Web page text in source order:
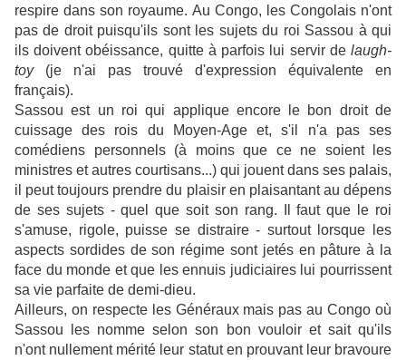
respire dans son royaume. Au Congo, les Congolais n'ont
pas de droit puisqu'ils sont les sujets du roi Sassou à qui
ils doivent obéissance, quitte à parfois lui servir de laugh-
toy(je n'ai pas trouvé d'expression équivalente en
français).
Sassou est un roi qui applique encore le bon droit de
cuissage des rois du Moyen-Age et, s'il n'a pas ses
comédiens personnels (à moins que ce ne soient les
ministres et autres courtisans...) qui jouent dans ses palais,
il peut toujours prendre du plaisir en plaisantant au dépens
de ses sujets - quel que soit son rang. Il faut que le roi
s'amuse, rigole, puisse se distraire - surtout lorsque les
aspects sordides de son régime sont jetés en pâture à la
face du monde et que les ennuis judiciaires lui pourrissent
sa vie parfaite de demi-dieu.
Ailleurs, on respecte les Généraux mais pas au Congo où
Sassou les nomme selon son bon vouloir et sait qu'ils
n'ont nullement mérité leur statut en prouvant leur bravoure